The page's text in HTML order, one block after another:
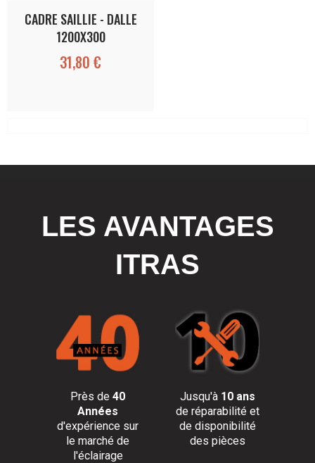
CADRE SAILLIE - DALLE
1200X300
31,80 €
LES AVANTAGES
ITRAS
Près de 40
Années
d'expérience sur
le marché de
l'éclairage
Jusqu'à 10 ans
de réparabilité et
de disponibilité
des pièces